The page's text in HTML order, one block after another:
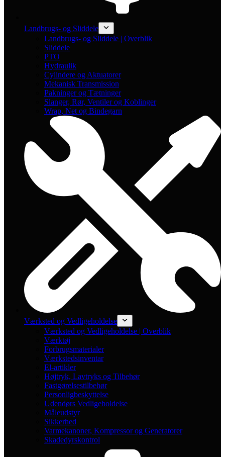
Landbrugs- og Sliddele
Landbrugs- og Sliddele | Overblik
Sliddele
PTO
Hydraulik
Cylindere og Aktuatorer
Mekanisk Transmission
Pakninger og Tætninger
Slanger, Rør, Ventiler og Koblinger
Wrap, Net og Bindegarn
Værksted og Vedligeholdelse
Værksted og Vedligeholdelse | Overblik
Værktøj
Forbrugsmaterialer
Værkstedsinventar
El-artikler
Højtryk, Lavtryks og Tilbehør
Fastgørelsestilbehør
Personligbeskyttelse
Udendørs Vedligeholdelse
Måleudstyr
Sikkerhed
Varmekanoner, Kompressor og Generatorer
Skadedyrskontrol